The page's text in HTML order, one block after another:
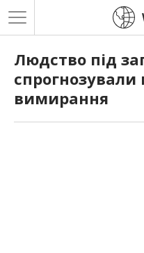
Людство під
спрогнозували
вимирання